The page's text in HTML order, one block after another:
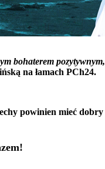
bohaterem
na łamach PCh24.
powinien mieć dobry